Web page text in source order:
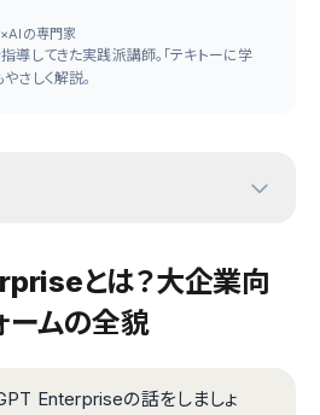
の専門家
してきた実践派講師。「テキトーに学
さしく解説。
とは？大企業向
ームの全貌
Enterpriseの話をしましょ